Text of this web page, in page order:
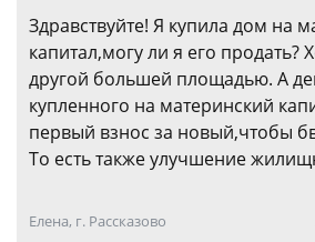
Здравствуйте! Я купила дом на
капитал,могу ли я его продать?
другой большей площадью. А
купленного на материнский
первый взнос за новый,чтобы
То есть также улучшение
Елена, г. Рассказово